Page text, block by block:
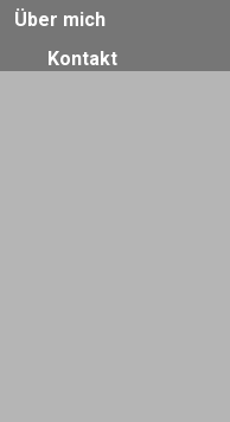
Über mich
Kontakt